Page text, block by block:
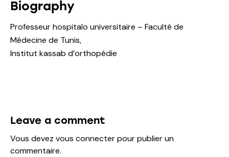
Biography
Professeur hospitalo universitaire – Faculté de
Médecine de Tunis,
Institut kassab d’orthopédie
Leave a comment
Vous devez vous connecterpour publier un
commentaire.